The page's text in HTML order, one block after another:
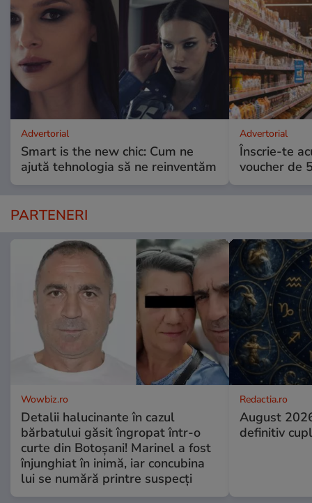
Advertorial
Smart is the new chic: Cum ne
ajută tehnologia să ne reinventăm
Advertorial
Înscrie-te
voucher de
PARTENERI
Wowbiz.ro
Detalii halucinante în cazul
bărbatului găsit îngropat într-o
curte din Botoșani! Marinel a fost
înjunghiat în inimă, iar concubina
lui se numără printre suspecți
Redactia.ro
August
definitiv